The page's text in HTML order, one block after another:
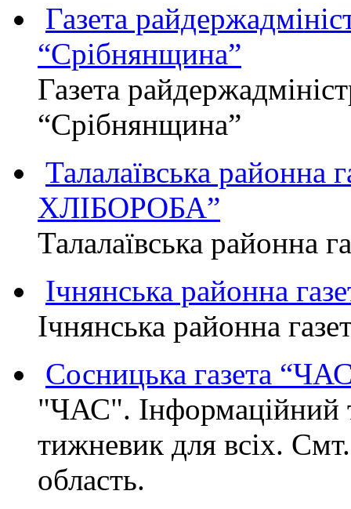
Газета
“Срібнянщина”
Газета
“Срібнянщина”
Талалаївська
ХЛІБОРОБА”
Талалаївська
Ічнянська районна
Ічнянська районна
Сосницька газета
"ЧАС". Інформаційний
тижневик для всіх.
область.